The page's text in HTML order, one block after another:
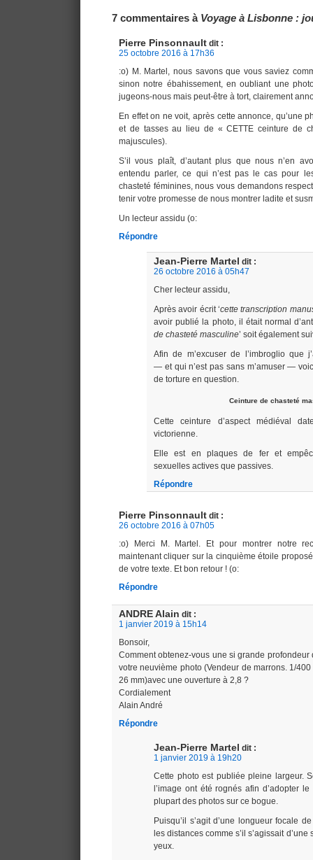
7 commentaires à Voyage à Lisbonne :
Pierre Pinsonnault dit :
25 octobre 2016 à 17h36
:o) M. Martel, nous savons que vous saviez
sinon notre ébahissement, en oubliant une
jugeons-nous mais peut-être à tort, clairement
En effet on ne voit, après cette annonce, qu’une
et de tasses au lieu de « CETTE ceinture de
majuscules).
S’il vous plaît, d’autant plus que nous n’en
entendu parler, ce qui n’est pas le cas pour
chasteté féminines, nous vous demandons
tenir votre promesse de nous montrer ladite et
Un lecteur assidu (o:
Répondre
Jean-Pierre Martel dit :
26 octobre 2016 à 05h47
Cher lecteur assidu,
Après avoir écrit ‘cette transcription
avoir publié la photo, il était normal
de chasteté masculine’ soit également
Afin de m’excuser de l’imbroglio que
— et qui n’est pas sans m’amuser —
de torture en question.
Ceinture de chasteté
Cette ceinture d’aspect médiéval
victorienne.
Elle est en plaques de fer et
sexuelles actives que passives.
Répondre
Pierre Pinsonnault dit :
26 octobre 2016 à 07h05
:o) Merci M. Martel. Et pour montrer notre
maintenant cliquer sur la cinquième étoile
de votre texte. Et bon retour ! (o:
Répondre
ANDRE Alain dit :
1 janvier 2019 à 15h14
Bonsoir,
Comment obtenez-vous une si grande profondeur
votre neuvième photo (Vendeur de marrons. 1/
26 mm)avec une ouverture à 2,8 ?
Cordialement
Alain André
Répondre
Jean-Pierre Martel dit :
1 janvier 2019 à 19h20
Cette photo est publiée pleine largeur.
l’image ont été rognés afin d’adopter
plupart des photos sur ce bogue.
Puisqu’il s’agit d’une longueur focale
les distances comme s’il s’agissait
yeux.